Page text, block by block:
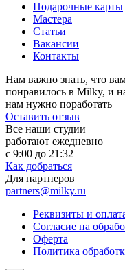
Подарочные карты
Мастера
Статьи
Вакансии
Контакты
Нам важно знать, что
понравилось в Milky, и
нам нужно поработать
Оставить отзыв
Все наши студии
работают ежедневно
с 9:00 до 21:32
Как добраться
Для партнеров
partners@milky.ru
Реквизиты и
Согласие на
Оферта
Политика